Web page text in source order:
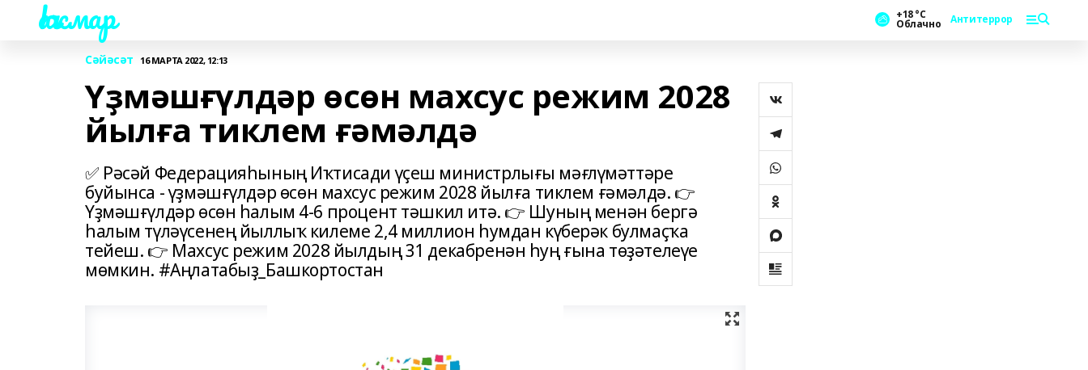
Һаҡмар +18 °С
Облачно Антитеррор
Сәйәсәт 16 МАРТА 2022, 12:13
Үҙмәшғүлдәр өсөн махсус режим 2028
йылға тиклем ғәмәлдә
✅ Рәсәй Федерацияһының Иҡтисади үҫеш министрлығы мәғлүмәттәре
буйынса - үҙмәшғүлдәр өсөн махсус режим 2028 йылға тиклем ғәмәлдә. 👉
Үҙмәшғүлдәр өсөн һалым 4-6 процент тәшкил итә. 👉 Шуның менән бергә
һалым түләүсенең йыллыҡ килеме 2,4 миллион һумдан күберәк булмаҫҡа
тейеш. 👉 Махсус режим 2028 йылдың 31 декабренән һуң ғына төҙәтелеүе
мөмкин. #Аңлатабыҙ_Башкортостан